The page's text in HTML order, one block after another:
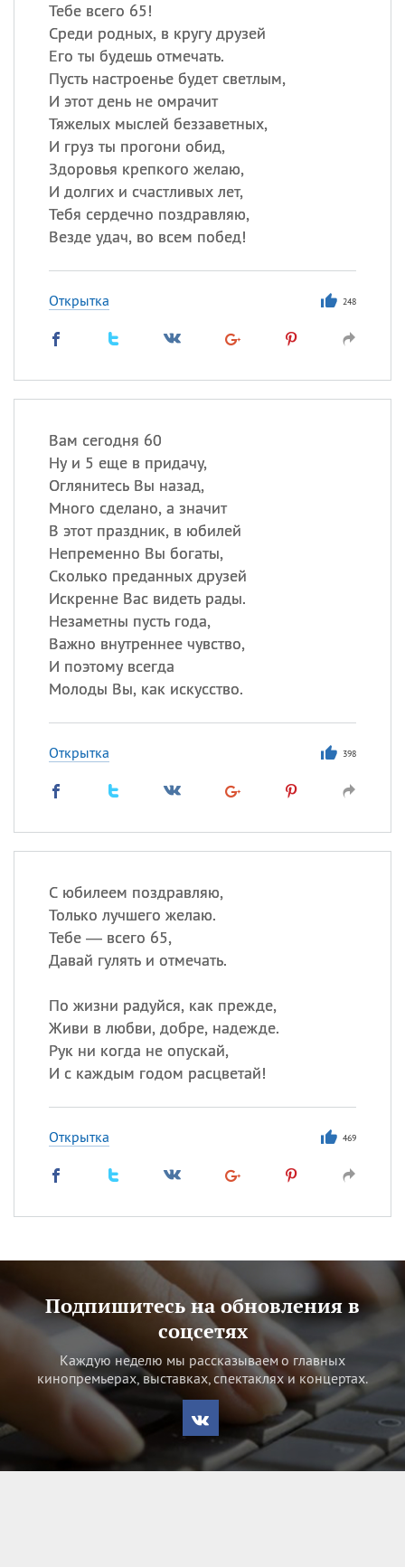
Тебе всего 65!
Среди родных, в кругу друзей
Его ты будешь отмечать.
Пусть настроенье будет светлым,
И этот день не омрачит
Тяжелых мыслей беззаветных,
И груз ты прогони обид,
Здоровья крепкого желаю,
И долгих и счастливых лет,
Тебя сердечно поздравляю,
Везде удач, во всем побед!
Открытка 248
Вам сегодня 60
Ну и 5 еще в придачу,
Оглянитесь Вы назад,
Много сделано, а значит
В этот праздник, в юбилей
Непременно Вы богаты,
Сколько преданных друзей
Искренне Вас видеть рады.
Незаметны пусть года,
Важно внутреннее чувство,
И поэтому всегда
Молоды Вы, как искусство.
Открытка 398
С юбилеем поздравляю,
Только лучшего желаю.
Тебе — всего 65,
Давай гулять и отмечать.
По жизни радуйся, как прежде,
Живи в любви, добре, надежде.
Рук ни когда не опускай,
И с каждым годом расцветай!
Открытка 469
Подпишитесь на обновления в
соцсетях
Каждую неделю мы рассказываем о главных
кинопремьерах, выставках, спектаклях и концертах.